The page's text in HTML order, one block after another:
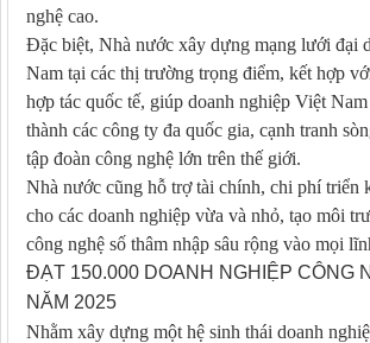
nghệ cao.
Đặc biệt, Nhà nước xây dựng mạng lưới đại
Nam tại các thị trường trọng điểm, kết hợp
hợp tác quốc tế, giúp doanh nghiệp Việt
thành các công ty đa quốc gia, cạnh tranh
tập đoàn công nghệ lớn trên thế giới.
Nhà nước cũng hỗ trợ tài chính, chi phí triển
cho các doanh nghiệp vừa và nhỏ, tạo môi
công nghệ số thâm nhập sâu rộng vào mọi
ĐẠT 150.000 DOANH NGHIỆP CÔNG
NĂM 2025
Nhằm xây dựng một hệ sinh thái doanh